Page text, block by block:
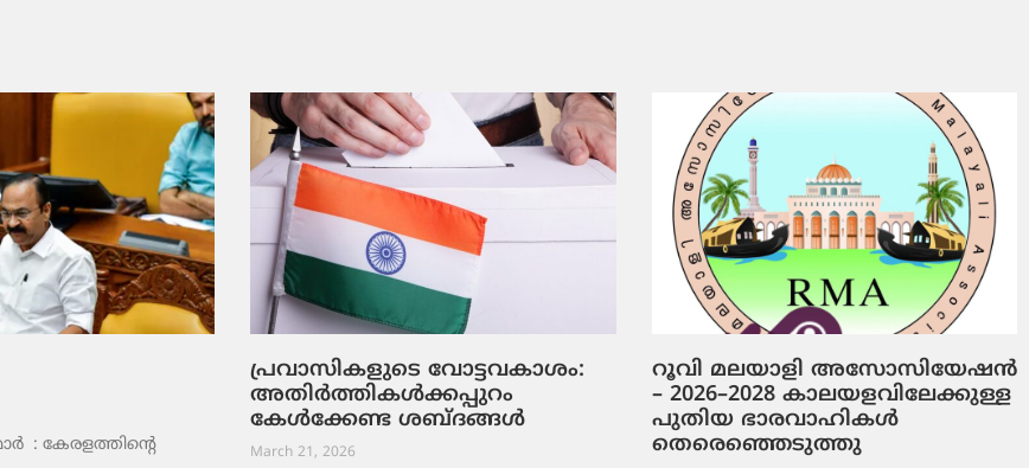
: കേരളത്തിന്റെ
പ്രവാസികളുടെ വോട്ടവകാശം:
അതിർത്തികൾക്കപ്പുറം
കേൾക്കേണ്ട ശബ്ദങ്ങൾ
March 21, 2026
റൂവി മലയാളി അസോസിയേഷൻ
– 2026–2028 കാലയളവിലേക്കുള്ള
പുതിയ ഭാരവാഹികൾ
തെരെഞ്ഞെടുത്തു